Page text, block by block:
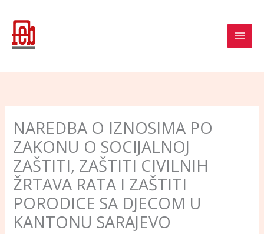
content
NAREDBA O IZNOSIMA PO
ZAKONU O SOCIJALNOJ
ZAŠTITI, ZAŠTITI CIVILNIH
ŽRTAVA RATA I ZAŠTITI
PORODICE SA DJECOM U
KANTONU SARAJEVO